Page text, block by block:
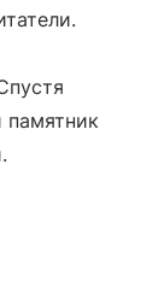
памятник